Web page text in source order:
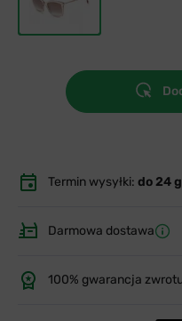
Termin wysyłki: do 24
Darmowa dostawa
100% gwarancja